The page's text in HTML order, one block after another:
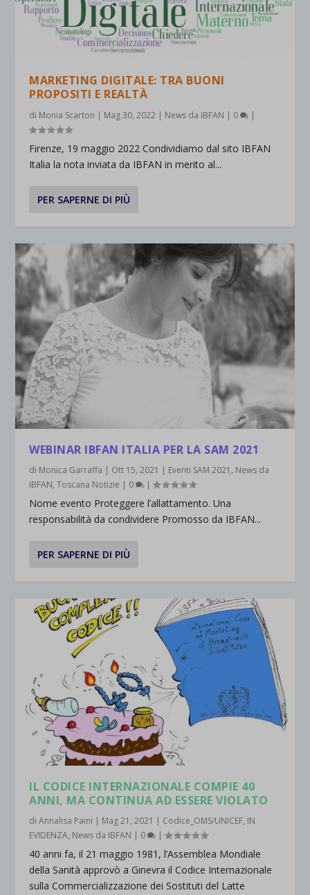
MARKETING DIGITALE: TRA BUONI
PROPOSITI E REALTÀ
di Monia Scarton | Mag 30, 2022 | News da IBFAN | 0 |
Firenze, 19 maggio 2022 Condividiamo dal sito IBFAN
Italia la nota inviata da IBFAN in merito al...
PER SAPERNE DI PIÙ
WEBINAR IBFAN ITALIA PER LA SAM 2021
di Monica Garraffa | Ott 15, 2021 | Eventi SAM 2021 , News da
IBFAN,Toscana Notizie | 0 |
Nome evento Proteggere l’allattamento. Una
responsabilità da condividere Promosso da IBFAN...
PER SAPERNE DI PIÙ
IL CODICE INTERNAZIONALE COMPIE 40
ANNI, MA CONTINUA AD ESSERE VIOLATO
diAnnalisa Paini | Mag 21, 2021 | Codice_OMS/UNICEF, IN
EVIDENZA, News da IBFAN | 0 |
40 anni fa, il 21 maggio 1981, l’Assemblea Mondiale
della Sanità approvò a Ginevra il Codice Internazionale
sulla Commercializzazione dei Sostituti del Latte